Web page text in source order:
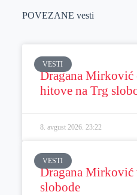
POVEZANE vesti
VESTI
Dragana Mirković
hitove na Trg
8. avgust 2026. 23:22
VESTI
Dragana Mirković
slobode